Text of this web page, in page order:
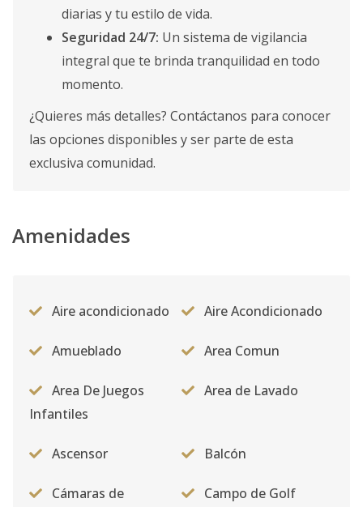
diarias y tu estilo de vida.
Seguridad 24/7: Un sistema de vigilancia
integral que te brinda tranquilidad en todo
momento.
¿Quieres más detalles? Contáctanos para conocer
las opciones disponibles y ser parte de esta
exclusiva comunidad.
Amenidades
Aire acondicionado Aire Acondicionado
Amueblado Area Comun
Area De Juegos
Infantiles
Area de Lavado
Ascensor Balcón
Cámaras de
Campo de Golf